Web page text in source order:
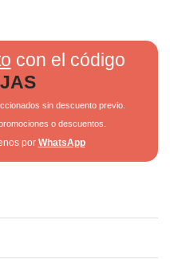
con el código
sin descuento previo.
o descuentos.
por WhatsApp